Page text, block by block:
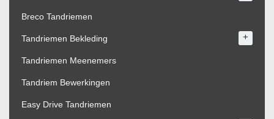
Breco Tandriemen
Tandriemen Bekleding +
Tandriemen Meenemers
Tandriem Bewerkingen
Easy Drive Tandriemen